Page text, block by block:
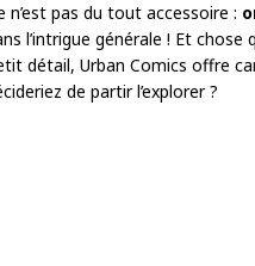
pas du tout accessoire :
l’intrigue générale ! Et chose
détail, Urban Comics offre
de partir l’explorer ?